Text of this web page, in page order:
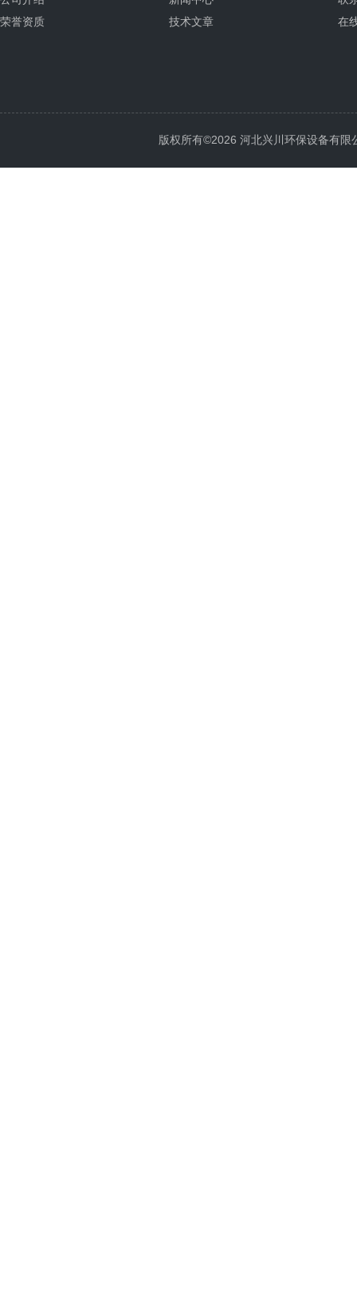
荣誉资质
技术文章
在
版权所有©2026 河北兴川环保设备有